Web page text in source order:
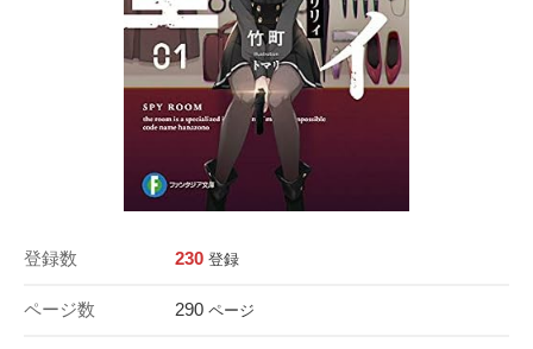
登録数 230 登録
ページ数 290 ページ